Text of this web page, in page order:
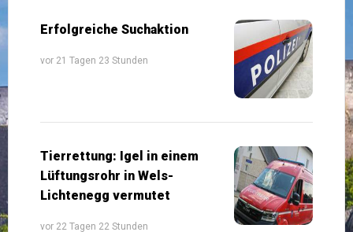
Erfolgreiche Suchaktion
vor 21 Tagen 23 Stunden
Tierrettung: Igel in einem
Lüftungsrohr in Wels-
Lichtenegg vermutet
vor 22 Tagen 22 Stunden